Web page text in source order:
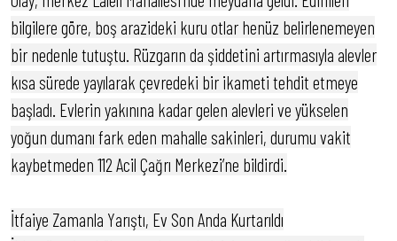
bilgilere göre, boş arazideki kuru otlar henüz belirlenemeyen
bir nedenle tutuştu. Rüzgarın da şiddetini artırmasıyla alevler
kısa sürede yayılarak çevredeki bir ikameti tehdit etmeye
başladı. Evlerin yakınına kadar gelen alevleri ve yükselen
yoğun dumanı fark eden mahalle sakinleri, durumu vakit
kaybetmeden 112 Acil Çağrı Merkezi’ne bildirdi.
İtfaiye Zamanla Yarıştı, Ev Son Anda Kurtarıldı